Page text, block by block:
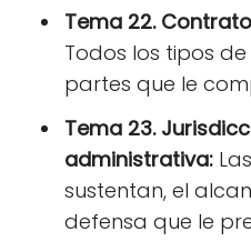
Tema 22.
Todos los tipos
partes que le
Tema 23.
administrativa:
sustentan, el
defensa que le